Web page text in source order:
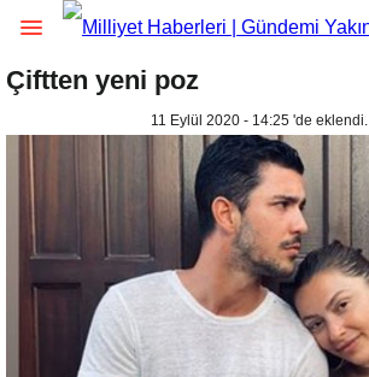
Çiftten yeni poz
11 Eylül 2020 - 14:25 'de eklendi.